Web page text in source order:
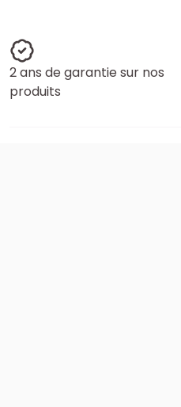
2 ans de garantie sur nos
produits